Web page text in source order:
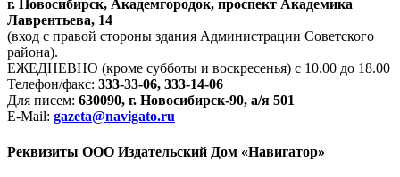
г. Новосибирск, Академгородок, проспект Академика
Лаврентьева, 14
(вход с правой стороны здания Администрации Советского
района).
ЕЖЕДНЕВНО (кроме субботы и воскресенья) с 10.00 до 18.00
Телефон/факс: 333-33-06, 333-14-06
Для писем: 630090, г. Новосибирск-90, а/я 501
E-Mail: gazeta@navigato.ru
Реквизиты ООО Издательский Дом «Навигатор»